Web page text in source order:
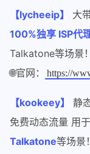
【lycheeip】
大
100%独享 ISP代
Talkatone等场景！
🌐官网：
https://
【kookeey】
静
免费动态流量 用于
Talkatone等场景！